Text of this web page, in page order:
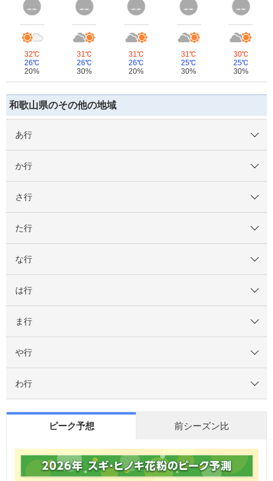
32℃
26℃
20%
31℃
26℃
30%
31℃
26℃
20%
31℃
25℃
30%
30℃
25℃
30%
和歌山県のその他の地域
あ行
か行
さ行
た行
な行
は行
ま行
や行
わ行
ピーク予想 前シーズン比